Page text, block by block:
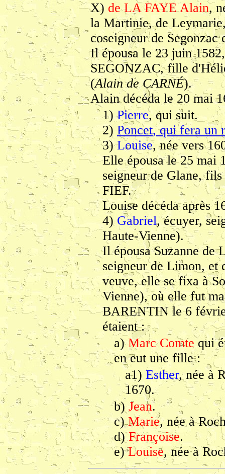
X) de LA FAYE Alain,
la Martinie, de
coseigneur de Segonzac
Il épousa le 23 juin
SEGONZAC, fille
(Alain de CARNÉ).
Alain décéda le 20 mai
1)Pierre, qui suit.
2) Poncet, qui fera un
3)Louise, née vers
Elle épousa le 25 mai
seigneur de Glane,
FIEF.
Louise décéda après
4) Gabriel, écuyer,
Haute-Vienne).
Il épousa Suzanne
seigneur de Limon, et
veuve, elle se fixa à
Vienne), où elle fut
BARENTIN le 6
étaient :
a)Marc Comte qui
en eut une fille :
a1) Esther, née à
1670.
b)Jean.
c)Marie, née à
d)Françoise.
e)Louise, née à